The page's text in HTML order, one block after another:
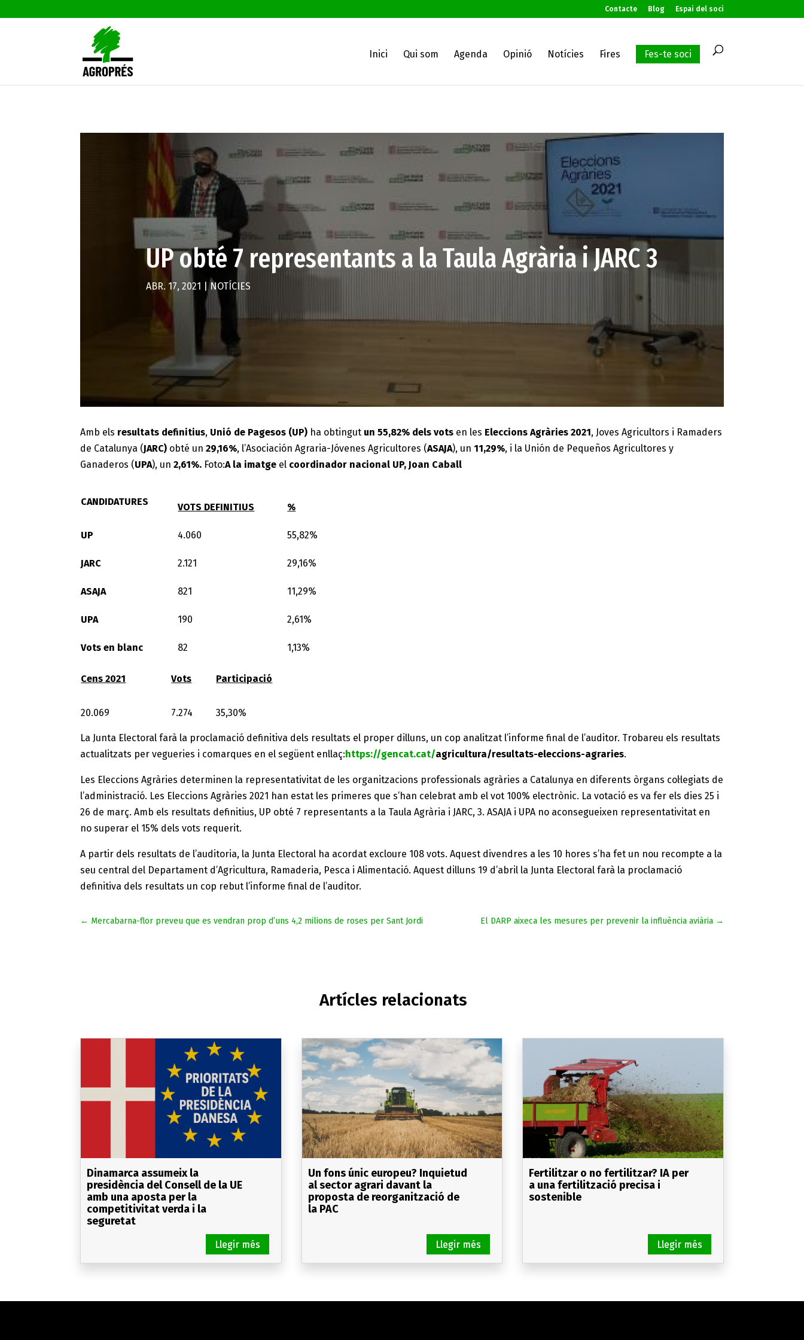
Contacte Blog Espai del soci
Inici Qui som Agenda Opinió Notícies Fires Fes-te soci
UP obté 7 representants a la Taula Agrària i JARC 3
ABR. 17, 2021 |NOTÍCIES
Amb els resultats definitius, Unió de Pagesos (UP) ha obtingut un 55,82% dels vots en les Eleccions Agràries 2021, Joves Agricultors i Ramaders
de Catalunya (JARC) obté un 29,16%, l’Asociación Agraria-Jóvenes Agricultores (ASAJA), un11,29%, i la Unión de Pequeños Agricultores y
Ganaderos (UPA), un 2,61%. Foto:A la imatge el coordinador nacional UP, Joan Caball
CANDIDATURES VOTS DEFINITIUS %
UP 4.060 55,82%
JARC 2.121 29,16%
ASAJA 821 11,29%
UPA 190 2,61%
Vots en blanc 82 1,13%
Cens 2021 Vots Participació
20.069 7.274 35,30%
La Junta Electoral farà la proclamació definitiva dels resultats el proper dilluns, un cop analitzat l’informe final de l’auditor. Trobareu els resultats
actualitzats per vegueries i comarques en el següent enllaç: https://gencat.cat/agricultura/resultats-eleccions-agraries.
Les Eleccions Agràries determinen la representativitat de les organitzacions professionals agràries a Catalunya en diferents òrgans col·legiats de
l’administració. Les Eleccions Agràries 2021 han estat les primeres que s’han celebrat amb el vot 100% electrònic. La votació es va fer els dies 25 i
26 de març. Amb els resultats definitius, UP obté 7 representants a la Taula Agrària i JARC, 3. ASAJA i UPA no aconsegueixen representativitat en
no superar el 15% dels vots requerit.
A partir dels resultats de l’auditoria, la Junta Electoral ha acordat excloure 108 vots. Aquest divendres a les 10 hores s’ha fet un nou recompte a la
seu central del Departament d’Agricultura, Ramaderia, Pesca i Alimentació. Aquest dilluns 19 d’abril la Junta Electoral farà la proclamació
definitiva dels resultats un cop rebut l’informe final de l’auditor.
← Mercabarna-flor preveu que es vendran prop d’uns 4,2 milions de roses per Sant Jordi El DARP aixeca les mesures per prevenir la influència aviària→
Artícles relacionats
Dinamarca assumeix la
presidència del Consell de la UE
amb una aposta per la
competitivitat verda i la
seguretat
Un fons únic europeu? Inquietud
al sector agrari davant la
proposta de reorganització de
la PAC
Fertilitzar o no fertilitzar? IA per
a una fertilització precisa i
sostenible